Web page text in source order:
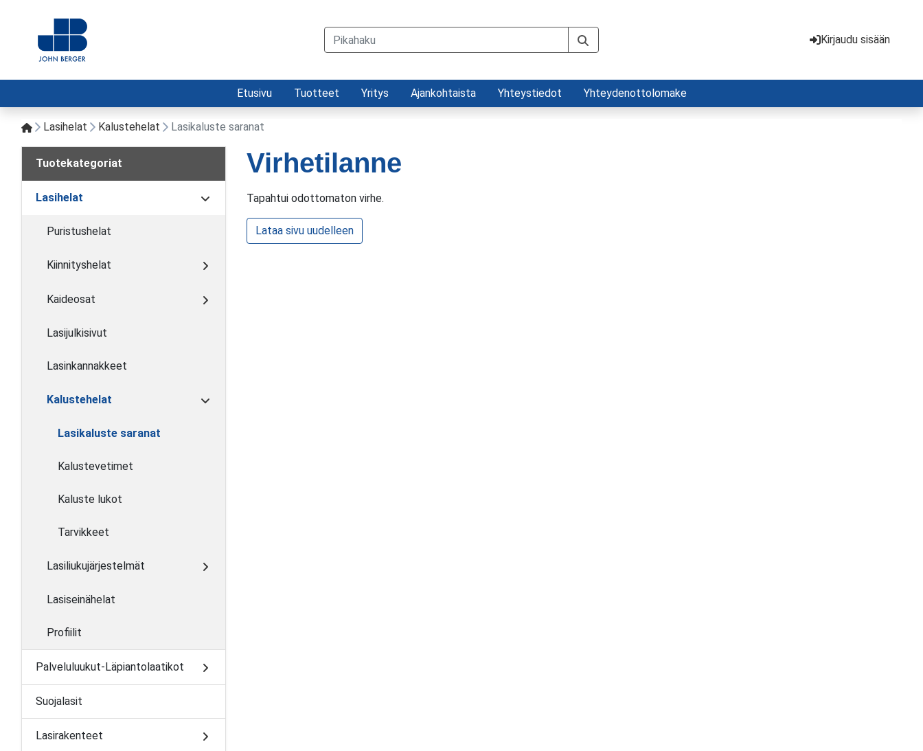
Kirjaudu sisään
Etusivu Tuotteet Yritys Ajankohtaista Yhteystiedot Yhteydenottolomake
Lasihelat Kalustehelat Lasikaluste saranat
Virhetilanne
Tapahtui odottomaton virhe.
Lataa sivu uudelleen
Tuotekategoriat
Lasihelat
Puristushelat
Kiinnityshelat
Kaideosat
Lasijulkisivut
Lasinkannakkeet
Kalustehelat
Lasikaluste saranat
Kalustevetimet
Kaluste lukot
Tarvikkeet
Lasiliukujärjestelmät
Lasiseinähelat
Profiilit
Palveluluukut-Läpiantolaatikot
Suojalasit
Lasirakenteet